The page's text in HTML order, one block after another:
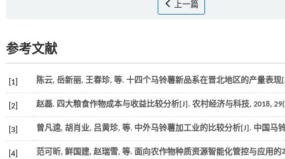
上一篇
参考文献
[1] 陈云, 岳新丽, 王春珍, 等. 十四个马铃薯新品系在晋北地区的产量表现
[2] 赵磊. 四大粮食作物成本与收益比较分析[J]. 农村经济与科技, 2018, 29
[3] 曾凡逵, 胡肖业, 吕黄珍, 等. 中外马铃薯加工业的比较分析[J]. 中国马
[4] 范可昕, 鲜国建, 赵瑞雪, 等. 面向农作物种质资源智能化管控与应用的